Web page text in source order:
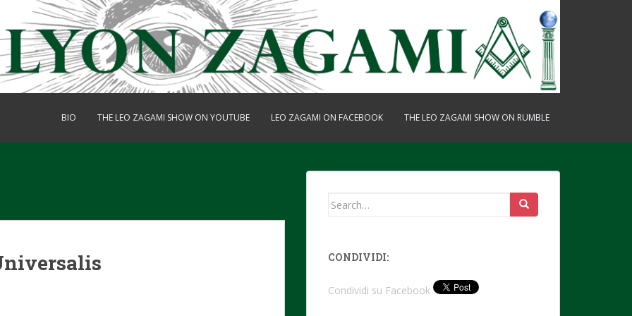
BIO THE LEO ZAGAMI SHOW ON YOUTUBE LEO ZAGAMI ON FACEBOOK THE LEO ZAGAMI SHOW ON RUMBLE
Search
CONDIVIDI:
Condividi su Facebook